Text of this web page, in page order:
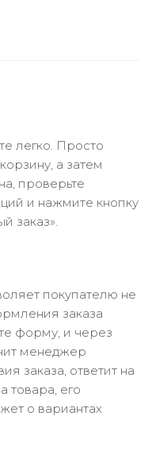
легко. Просто
а затем
проверьте
и нажмите кнопку
заказ».
покупателю не
заказа
форму, и через
менеджер
заказа, ответит на
товара, его
о вариантах